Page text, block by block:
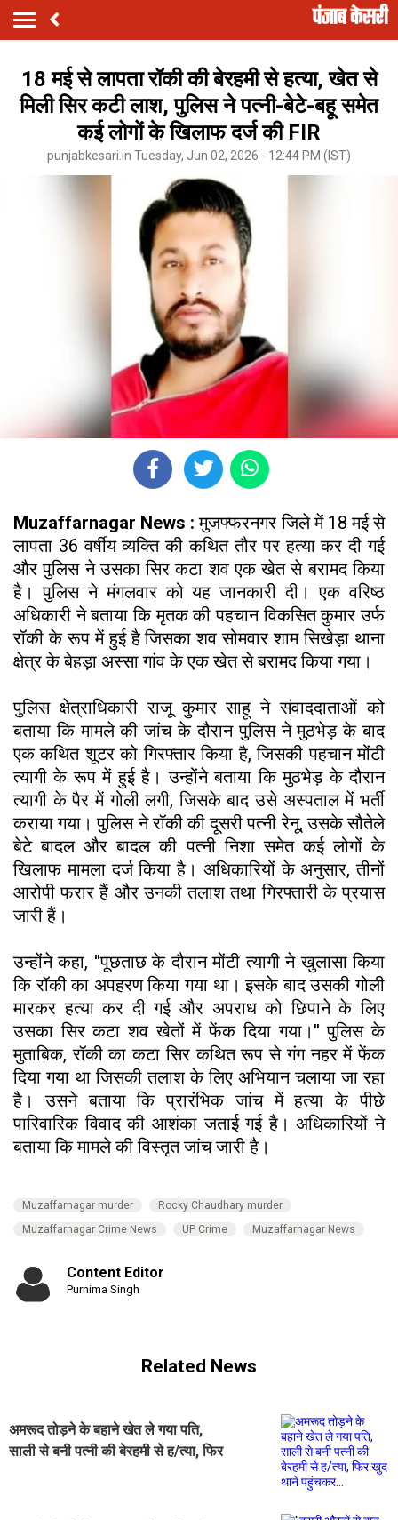
18 मई से लापता रॉकी की बेरहमी से हत्या, खेत से
मिली सिर कटी लाश, पुलिस ने पत्नी-बेटे-बहू समेत
कई लोगों के खिलाफ दर्ज की FIR
punjabkesari.in Tuesday, Jun 02, 2026 - 12:44 PM (IST)
Muzaffarnagar News :मुजफ्फरनगर जिले में 18 मई से
लापता 36 वर्षीय व्यक्ति की कथित तौर पर हत्या कर दी गई
और पुलिस ने उसका सिर कटा शव एक खेत से बरामद किया
है। पुलिस ने मंगलवार को यह जानकारी दी। एक वरिष्ठ
अधिकारी ने बताया कि मृतक की पहचान विकसित कुमार उर्फ
रॉकी के रूप में हुई है जिसका शव सोमवार शाम सिखेड़ा थाना
क्षेत्र के बेहड़ा अस्सा गांव के एक खेत से बरामद किया गया।
पुलिस क्षेत्राधिकारी राजू कुमार साहू ने संवाददाताओं को
बताया कि मामले की जांच के दौरान पुलिस ने मुठभेड़ के बाद
एक कथित शूटर को गिरफ्तार किया है, जिसकी पहचान मोंटी
त्यागी के रूप में हुई है। उन्होंने बताया कि मुठभेड़ के दौरान
त्यागी के पैर में गोली लगी, जिसके बाद उसे अस्पताल में भर्ती
कराया गया। पुलिस ने रॉकी की दूसरी पत्नी रेनू, उसके सौतेले
बेटे बादल और बादल की पत्नी निशा समेत कई लोगों के
खिलाफ मामला दर्ज किया है। अधिकारियों के अनुसार, तीनों
आरोपी फरार हैं और उनकी तलाश तथा गिरफ्तारी के प्रयास
जारी हैं।
उन्होंने कहा, ''पूछताछ के दौरान मोंटी त्यागी ने खुलासा किया
कि रॉकी का अपहरण किया गया था। इसके बाद उसकी गोली
मारकर हत्या कर दी गई और अपराध को छिपाने के लिए
उसका सिर कटा शव खेतों में फेंक दिया गया।'' पुलिस के
मुताबिक, रॉकी का कटा सिर कथित रूप से गंग नहर में फेंक
दिया गया था जिसकी तलाश के लिए अभियान चलाया जा रहा
है। उसने बताया कि प्रारंभिक जांच में हत्या के पीछे
पारिवारिक विवाद की आशंका जताई गई है। अधिकारियों ने
बताया कि मामले की विस्तृत जांच जारी है।
Muzaffarnagar murder
Rocky Chaudhary murder
Muzaffarnagar Crime News
UP Crime Muzaffarnagar News
Content Editor
Purnima Singh
Related News
अमरूद तोड़ने के बहाने खेत ले गया पति,
साली से बनी पत्नी की बेरहमी से ह/त्या, फिर